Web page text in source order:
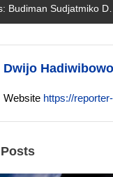
Budiman Sudjatmiko Dipecat PDIP
Dwijo Hadiwibowo
Website https://